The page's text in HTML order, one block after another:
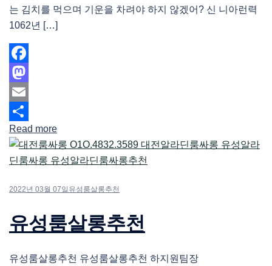
는 김치를 먹으며 기운을 차려야 하지 않겠어? 신 니아런력
1062년 […]
Facebook
Mastodon
Email
Share
Read more
2022년 03월 07일 유성룸살롱추천
유성룸살롱추천
유성룸살롱추천 유성룸살롱추천 하지원팀장